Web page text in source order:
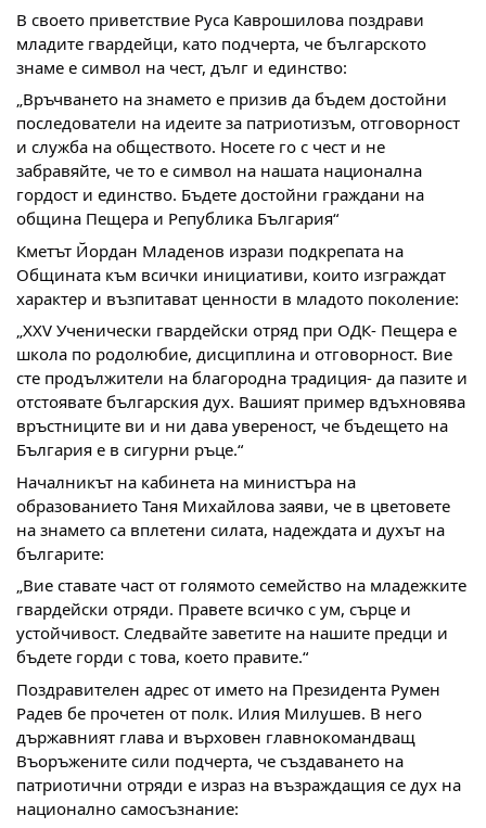
В своето приветствие Руса Каврошилова поздрави
младите гвардейци, като подчерта, че българското
знаме е символ на чест, дълг и единство:
„Връчването на знамето е призив да бъдем достойни
последователи на идеите за патриотизъм, отговорност
и служба на обществото. Носете го с чест и не
забравяйте, че то е символ на нашата национална
гордост и единство. Бъдете достойни граждани на
община Пещера и Република България“
Кметът Йордан Младенов изрази подкрепата на
Общината към всички инициативи, които изграждат
характер и възпитават ценности в младото поколение:
„XXV Ученически гвардейски отряд при ОДК- Пещера е
школа по родолюбие, дисциплина и отговорност. Вие
сте продължители на благородна традиция- да пазите и
отстоявате българския дух. Вашият пример вдъхновява
връстниците ви и ни дава увереност, че бъдещето на
България е в сигурни ръце.“
Началникът на кабинета на министъра на
образованието Таня Михайлова заяви, че в цветовете
на знамето са вплетени силата, надеждата и духът на
българите:
„Вие ставате част от голямото семейство на младежките
гвардейски отряди. Правете всичко с ум, сърце и
устойчивост. Следвайте заветите на нашите предци и
бъдете горди с това, което правите.“
Поздравителен адрес от името на Президента Румен
Радев бе прочетен от полк. Илия Милушев. В него
държавният глава и върховен главнокомандващ
Въоръжените сили подчерта, че създаването на
патриотични отряди е израз на възраждащия се дух на
национално самосъзнание: